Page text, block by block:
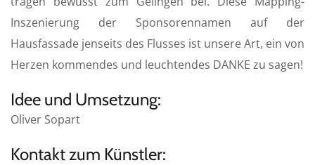
Inszenierung der Sponsorennamen auf der
Hausfassade jenseits des Flusses ist unsere Art, ein von
Herzen kommendes und leuchtendes DANKE zu sagen!
Idee und Umsetzung:
Oliver Sopart
Kontakt zum Künstler: